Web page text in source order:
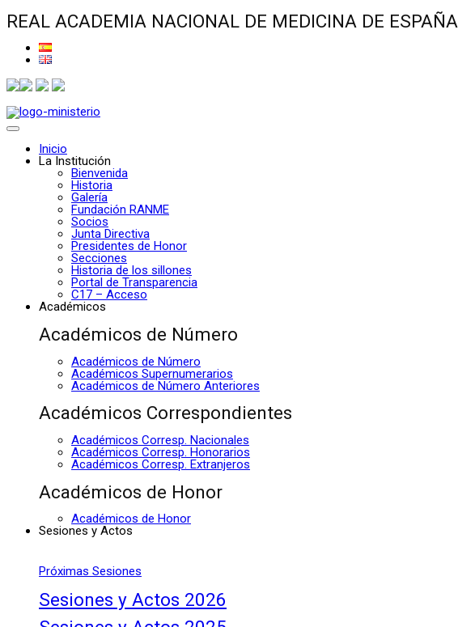
REAL ACADEMIA NACIONAL DE MEDICINA DE ESPAÑA
Inicio
La Institución
Bienvenida
Historia
Galería
Fundación RANME
Socios
Junta Directiva
Presidentes de Honor
Secciones
Historia de los sillones
Portal de Transparencia
C17 – Acceso
Académicos
Académicos de Número
Académicos de Número
Académicos Supernumerarios
Académicos de Número Anteriores
Académicos Correspondientes
Académicos Corresp. Nacionales
Académicos Corresp. Honorarios
Académicos Corresp. Extranjeros
Académicos de Honor
Académicos de Honor
Sesiones y Actos
Próximas Sesiones
Sesiones y Actos 2026